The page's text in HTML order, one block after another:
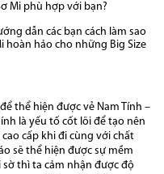
Mi phù hợp với bạn?
dẫn các bạn cách làm sao
hoàn hảo cho những Big Size
thể hiện được vẻ Nam Tính –
là yếu tố cốt lõi để tạo nên
cấp khi đi cùng với chất
sẽ thể hiện được sự mềm
sờ thì ta cảm nhận được độ